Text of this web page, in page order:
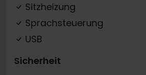
Sitzheizung
Sprachsteuerung
USB
Sicherheit